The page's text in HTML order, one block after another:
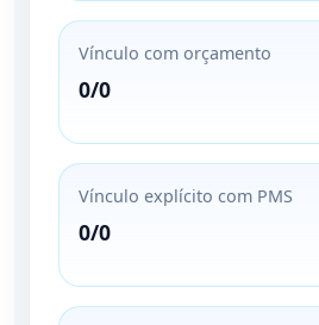
Vínculo com orçamento
0/0
Vínculo explícito com PMS
0/0